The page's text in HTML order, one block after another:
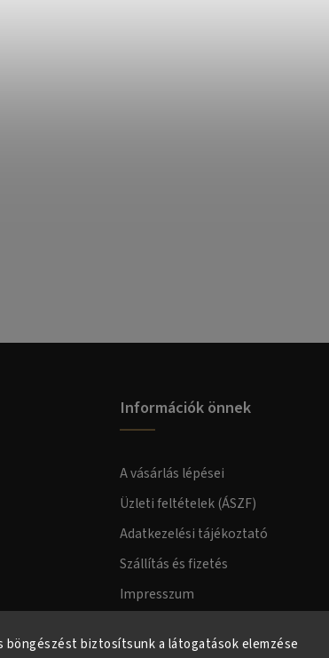
böngészést biztosítsunk a látogatások elemzése
Információk önnek
A vásárlás lépései
Üzleti feltételek (ÁSZF)
Adatkezelési tájékoztató
Szállítás és fizetés
Impresszum